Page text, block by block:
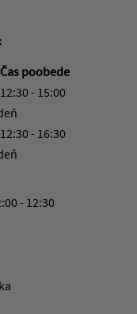
Čas poobede
12:30 - 15:00
12:30 - 16:30
- 12:30